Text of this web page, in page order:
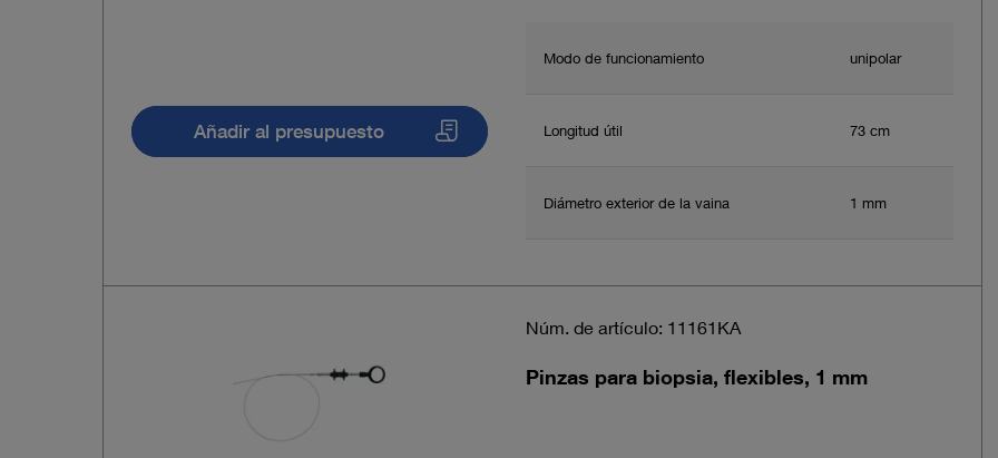
Modo de funcionamiento unipolar
Longitud útil 73 cm
Diámetro exterior de la vaina 1 mm
Añadir al presupuesto
Núm. de artículo: 11161KA
Pinzas para biopsia, flexibles, 1 mm